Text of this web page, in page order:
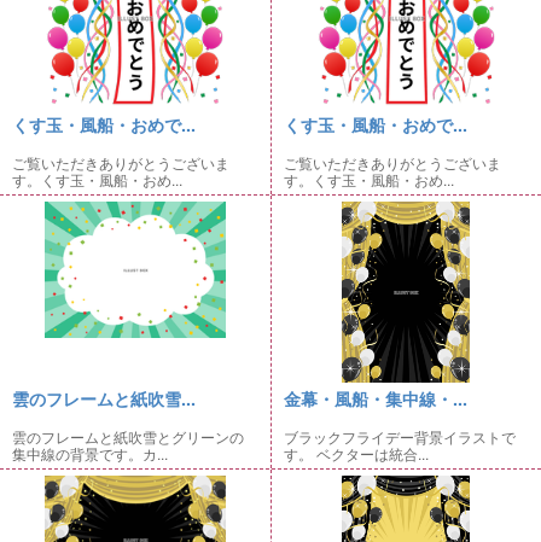
くす玉・風船・おめで...
ご覧いただきありがとうございま
す。くす玉・風船・おめ...
くす玉・風船・おめで...
ご覧いただきありがとうございま
す。くす玉・風船・おめ...
雲のフレームと紙吹雪...
雲のフレームと紙吹雪とグリーンの
集中線の背景です。カ...
金幕・風船・集中線・...
ブラックフライデー背景イラストで
す。 ベクターは統合...